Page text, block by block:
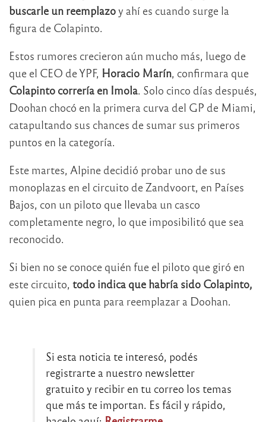
buscarle un reemplazoy ahí es cuando surge la
figura de Colapinto.
Estos rumores crecieron aún mucho más, luego de
que el CEO de YPF, Horacio Marín, confirmara que
Colapinto correría en Imola. Solo cinco días después,
Doohan chocó en la primera curva del GP de Miami,
catapultando sus chances de sumar sus primeros
puntos en la categoría.
Este martes, Alpine decidió probar uno de sus
monoplazas en el circuito de Zandvoort, en Países
Bajos, con un piloto que llevaba un casco
completamente negro, lo que imposibilitó que sea
reconocido.
Si bien no se conoce quién fue el piloto que giró en
este circuito, todo indica que habría sido Colapinto,
quien pica en punta para reemplazar a Doohan.
Si esta noticia te interesó, podés
registrarte a nuestro newsletter
gratuito y recibir en tu correo los temas
que más te importan. Es fácil y rápido,